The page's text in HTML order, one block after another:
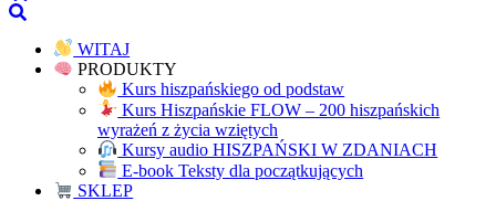
WITAJ
PRODUKTY
Kurs hiszpańskiego od podstaw
Kurs Hiszpańskie FLOW – 200 hiszpańskich
wyrażeń z życia wziętych
Kursy audio HISZPAŃSKI W ZDANIACH
E-book Teksty dla początkujących
SKLEP